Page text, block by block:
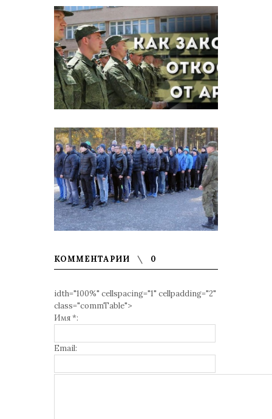
КОММЕНТАРИИ 0
idth="100%" cellspacing="1" cellpadding="2"
class="commTable">
Имя *:
Email: